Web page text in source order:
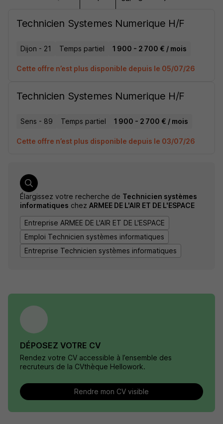
Technicien Systemes Numerique H/F
Dijon - 21 Temps partiel 1 900 - 2 700 € / mois
Cette offre n’est plus disponible depuis le 05/07/26
Technicien Systemes Numerique H/F
Sens - 89 Temps partiel 1 900 - 2 700 € / mois
Cette offre n’est plus disponible depuis le 03/07/26
Élargissez votre recherche de Technicien systèmes
informatiques chez ARMEE DE L'AIR ET DE L'ESPACE
Entreprise ARMEE DE L'AIR ET DE L'ESPACE
Emploi Technicien systèmes informatiques
Entreprise Technicien systèmes informatiques
DÉPOSEZ VOTRE CV
Rendez votre CV accessible à l’ensemble des
recruteurs de la CVthèque Hellowork.
Rendre mon CV visible